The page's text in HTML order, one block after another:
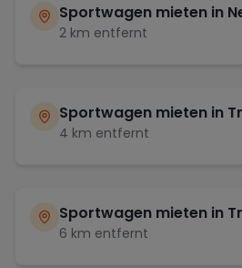
Sportwagen mieten in
2 km entfernt
Sportwagen mieten in
4 km entfernt
Sportwagen mieten in
6 km entfernt